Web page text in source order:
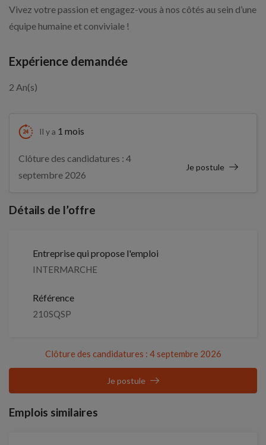
Vivez votre passion et engagez-vous à nos côtés au sein d’une
équipe humaine et conviviale !
Expérience demandée
2 An(s)
Il y a 1 mois
Clôture des candidatures : 4
septembre 2026
Je postule
Détails de l’offre
Entreprise qui propose l'emploi
INTERMARCHE
Référence
210SQSP
Clôture des candidatures : 4 septembre 2026
Je postule
Emplois similaires